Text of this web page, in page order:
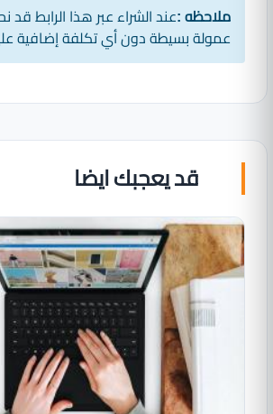
ملاحظه :عند الشراء عبر هذا الرابط
عمولة بسيطة دون أي تكلفة إضافية
قد يعجبك ايضا